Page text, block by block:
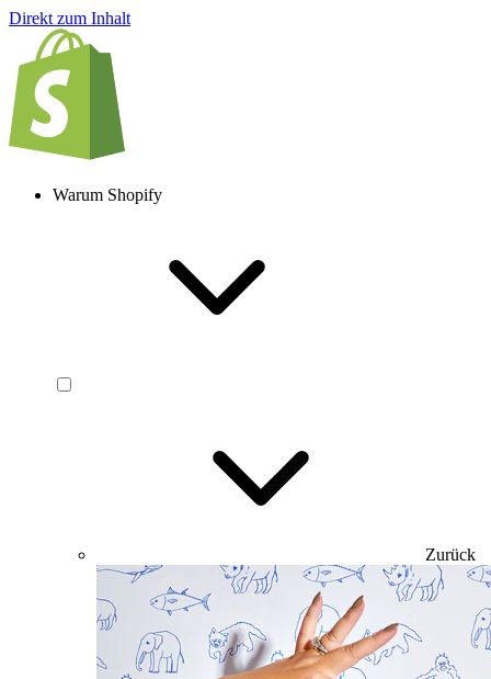
Direkt zum Inhalt
Warum Shopify
Zurück